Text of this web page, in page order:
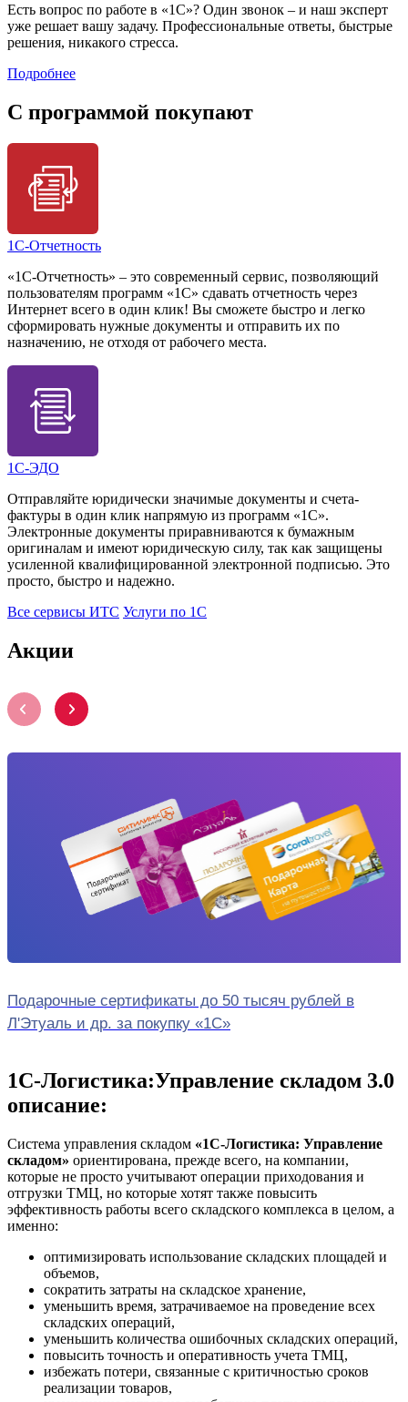
Есть вопрос по работе в «1С»? Один звонок – и наш эксперт
уже решает вашу задачу. Профессиональные ответы, быстрые
решения, никакого стресса.
Подробнее
C программой покупают
1С-Отчетность
«1С-Отчетность» – это современный сервис, позволяющий
пользователям программ «1С» сдавать отчетность через
Интернет всего в один клик! Вы сможете быстро и легко
сформировать нужные документы и отправить их по
назначению, не отходя от рабочего места.
1С-ЭДО
Отправляйте юридически значимые документы и счета-
фактуры в один клик напрямую из программ «1С».
Электронные документы приравниваются к бумажным
оригиналам и имеют юридическую силу, так как защищены
усиленной квалифицированной электронной подписью. Это
просто, быстро и надежно.
Все сервисы ИТС Услуги по 1С
Акции
Подарочные сертификаты до 50 тысяч рублей в
Л'Этуаль и др. за покупку «1С»
1С-Логистика:Управление складом 3.0
описание:
Система управления складом «1С-Логистика: Управление
складом» ориентирована, прежде всего, на компании,
которые не просто учитывают операции приходования и
отгрузки ТМЦ, но которые хотят также повысить
эффективность работы всего складского комплекса в целом, а
именно:
оптимизировать использование складских площадей и
объемов,
сократить затраты на складское хранение,
уменьшить время, затрачиваемое на проведение всех
складских операций,
уменьшить количества ошибочных складских операций,
повысить точность и оперативность учета ТМЦ,
избежать потери, связанные с критичностью сроков
реализации товаров,